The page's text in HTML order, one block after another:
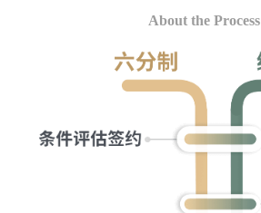
About the Process